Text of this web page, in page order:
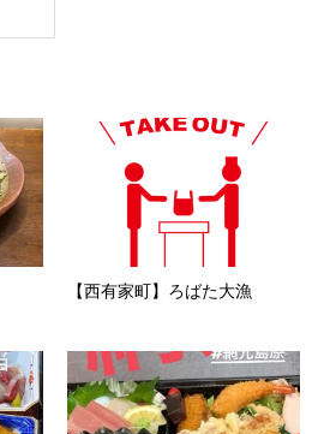
【西有家町】ろばた大漁